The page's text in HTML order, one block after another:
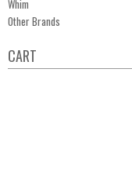
Whim
Other Brands
CART